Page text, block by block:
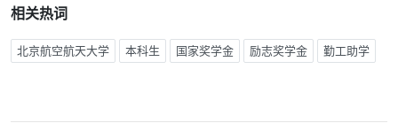
相关热词
北京航空航天大学 本科生 国家奖学金 励志奖学金 勤工助学